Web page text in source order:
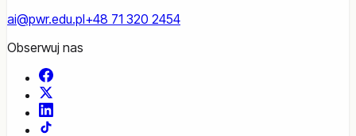
ai@pwr.edu.pl+48 71 320 2454
Obserwuj nas
Facebook